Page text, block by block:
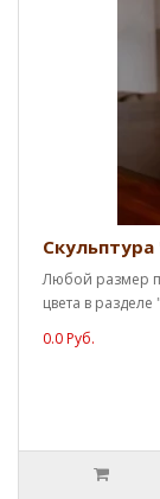
Любой размер
цвета в
0.0 Руб.